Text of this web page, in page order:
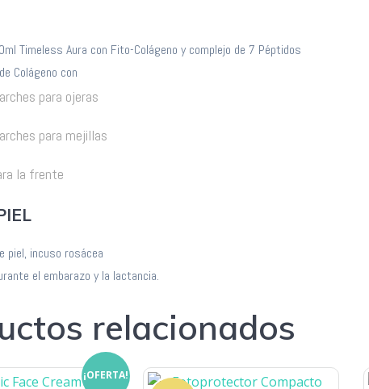
Timeless Aura con Fito-Colágeno y complejo de 7 Péptidos
Colágeno con
para ojeras
para mejillas
la frente
piel, incuso rosácea
el embarazo y la lactancia.
relacionados
¡OFERTA!